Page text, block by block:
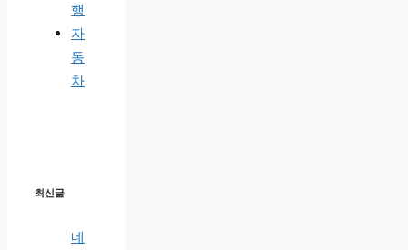
행
자
동
차
최신글
네